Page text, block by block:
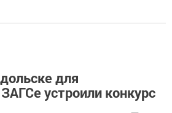
для
устроили конкурс